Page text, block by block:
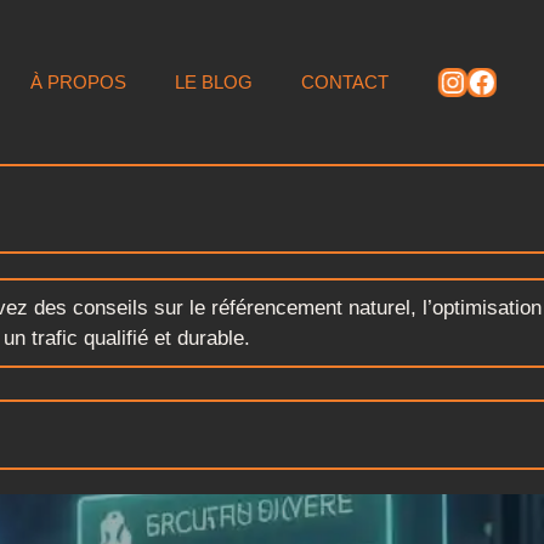
À PROPOS LE BLOG CONTACT
des conseils sur le référencement naturel, l’optimisation
trafic qualifié et durable.